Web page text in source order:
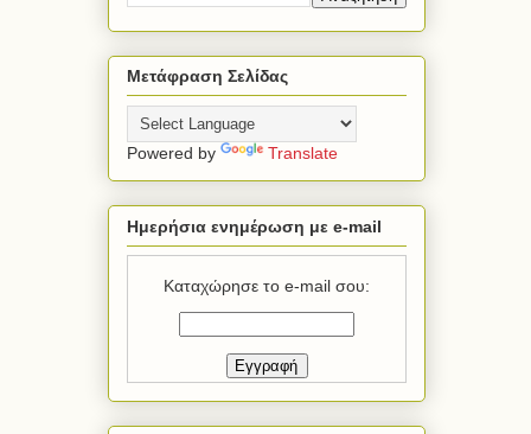
Μετάφραση Σελίδας
Powered by Translate
Ημερήσια ενημέρωση με e-mail
Καταχώρησε το e-mail σου: